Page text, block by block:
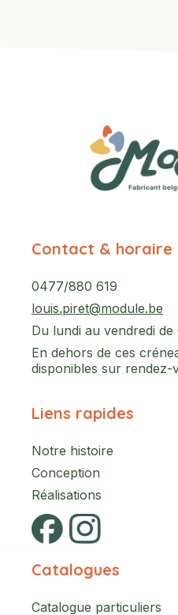
Contact & horaire
0477/880 619
louis.piret@module.be
Du lundi au vendredi de
En dehors de ces
disponibles sur rendez-
Liens rapides
Notre histoire
Conception
Réalisations
Catalogues
Catalogue particuliers